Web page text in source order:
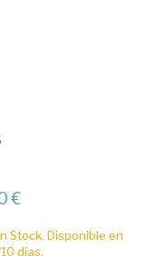
€
Stock. Disponible en
días.